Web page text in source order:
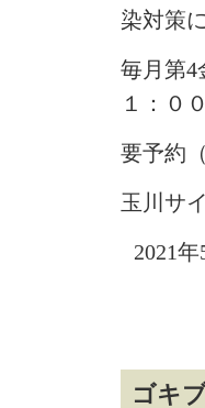
染対策
毎月第
１：０
要予約
玉川サ
2021年
ゴキ